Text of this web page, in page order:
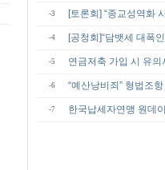
-3 [토론회] “종교성역화
-4 [공청회]​“담뱃세 대폭
-5 연금저축 가입 시 유의
-6 “예산낭비죄” 형법조
-7 한국납세자연맹 원데